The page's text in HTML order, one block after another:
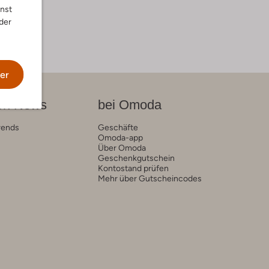
News bei Omoda
Geschäfte
Omoda-app
Über Omoda
Geschenkgutschein
Kontostand prüfen
Mehr über Gutscheincodes